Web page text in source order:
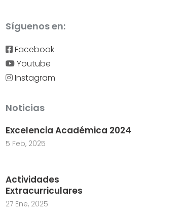
Síguenos en:
Facebook
Youtube
Instagram
Noticias
Excelencia Académica 2024
5 Feb, 2025
Actividades
Extracurriculares
27 Ene, 2025